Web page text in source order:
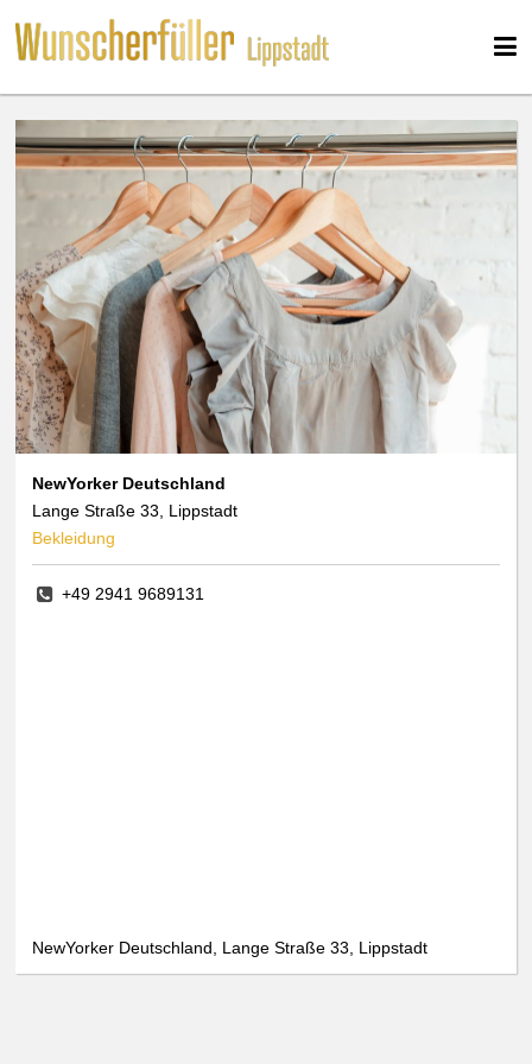
NewYorker Deutschland
Lange Straße 33, Lippstadt
Bekleidung
+49 2941 9689131
NewYorker Deutschland, Lange Straße 33, Lippstadt